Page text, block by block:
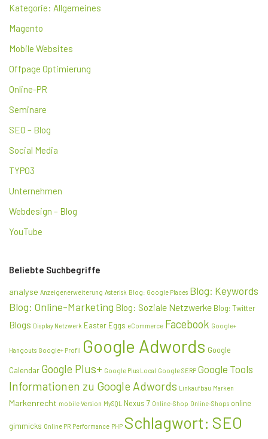
Kategorie: Allgemeines
Magento
Mobile Websites
Offpage Optimierung
Online-PR
Seminare
SEO – Blog
Social Media
TYPO3
Unternehmen
Webdesign – Blog
YouTube
Beliebte Suchbegriffe
analyse Anzeigenerweiterung Asterisk Blog: Google Places Blog: Keywords
Blog: Online-Marketing Blog: Soziale Netzwerke Blog: Twitter
Blogs Display Netzwerk Easter Eggs eCommerce Facebook Google+
Hangouts Google+ Profil Google Adwords Google
Calendar Google Plus+ Google Plus Local Google SERP Google Tools
Informationen zu Google Adwords Linkaufbau Marken
Markenrecht mobile Version MySQL Nexus 7 Online-Shop Online-Shops online
gimmicks Online PR Performance PHP Schlagwort: SEO